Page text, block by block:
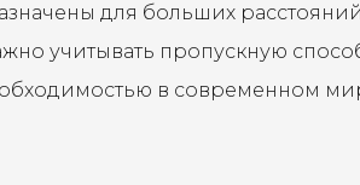
для больших
учитывать пропускную
в современном